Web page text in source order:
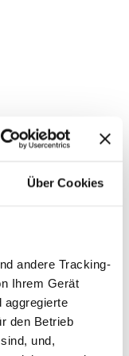
Über Cookies
andere Tracking-
Ihrem Gerät
aggregierte
den Betrieb
und,